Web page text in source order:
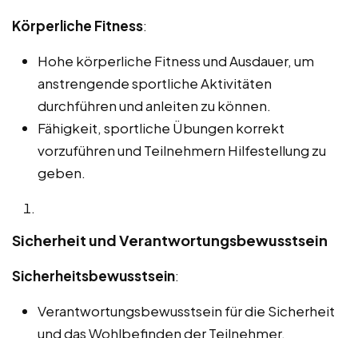
Körperliche Fitness:
Hohe körperliche Fitness und Ausdauer, um
anstrengende sportliche Aktivitäten
durchführen und anleiten zu können.
Fähigkeit, sportliche Übungen korrekt
vorzuführen und Teilnehmern Hilfestellung zu
geben.
Sicherheit und Verantwortungsbewusstsein
Sicherheitsbewusstsein:
Verantwortungsbewusstsein für die Sicherheit
und das Wohlbefinden der Teilnehmer.